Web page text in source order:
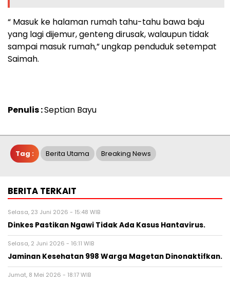
“ Masuk ke halaman rumah tahu-tahu bawa baju
yang lagi dijemur, genteng dirusak, walaupun tidak
sampai masuk rumah,” ungkap penduduk setempat
Saimah.
Penulis :Septian Bayu
Tag : Berita Utama Breaking News
BERITA TERKAIT
Selasa, 23 Juni 2026 - 15:48 WIB
Dinkes Pastikan Ngawi Tidak Ada Kasus Hantavirus.
Selasa, 2 Juni 2026 - 16:11 WIB
Jaminan Kesehatan 998 Warga Magetan Dinonaktifkan.
Jumat, 8 Mei 2026 - 18:17 WIB